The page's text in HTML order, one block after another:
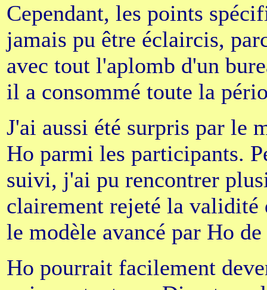
Cependant, les points
jamais pu être éclaircis,
avec tout l'aplomb d'un
il a consommé toute la
J'ai aussi été surpris par le
Ho parmi les participants.
suivi, j'ai pu rencontrer
clairement rejeté la
le modèle avancé par Ho
Ho pourrait facilement